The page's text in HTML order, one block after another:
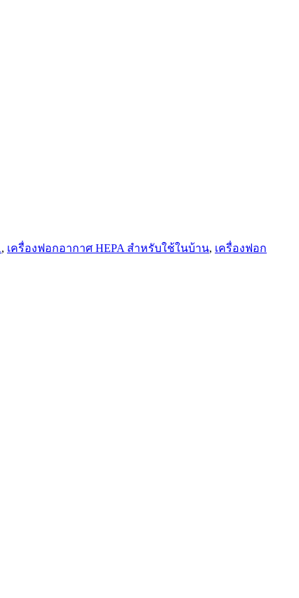
, เครื่องฟอกอากาศ HEPA สำหรับใช้ในบ้าน, เครื่องฟอก